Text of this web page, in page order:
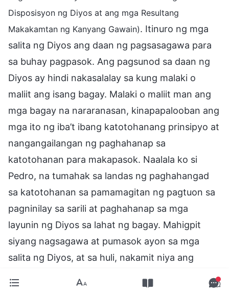
Disposisyon ng Diyos at ang mga Resultang
Makakamtan ng Kanyang Gawain). Itinuro ng mga
salita ng Diyos ang daan ng pagsasagawa para
sa buhay pagpasok. Ang pagsunod sa daan ng
Diyos ay hindi nakasalalay sa kung malaki o
maliit ang isang bagay. Malaki o maliit man ang
mga bagay na nararanasan, kinapapalooban ang
mga ito ng iba’t ibang katotohanang prinsipyo at
nangangailangan ng paghahanap sa
katotohanan para makapasok. Naalala ko si
Pedro, na tumahak sa landas ng paghahangad
sa katotohanan sa pamamagitan ng pagtuon sa
pagninilay sa sarili at paghahanap sa mga
layunin ng Diyos sa lahat ng bagay. Mahigpit
siyang nagsagawa at pumasok ayon sa mga
salita ng Diyos, at sa huli, nakamit niya ang
Diyos. Samantalang ako naman ay